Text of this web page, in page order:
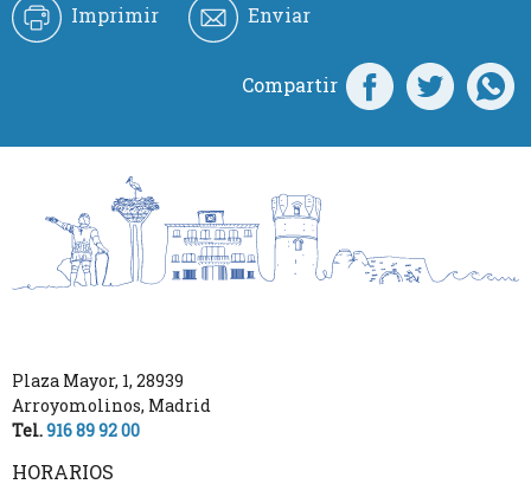
Imprimir Enviar
Compartir
Plaza Mayor, 1, 28939
Arroyomolinos, Madrid
Tel.916 89 92 00
HORARIOS